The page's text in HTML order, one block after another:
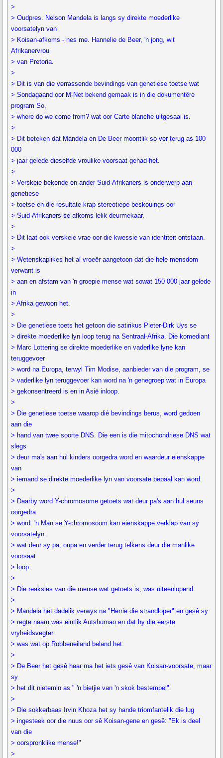
>
> Oudpres. Nelson Mandela is langs sy direkte moederlike
voorsatelyn van
> Koisan-afkoms - nes me. Hannelie de Beer, 'n jong, wit
Afrikanervrou
> van Pretoria.
>
> Dit is van die verrassende bevindings van genetiese toetse wat
> Sondagaand oor M-Net bekend gemaak is in die dokumentêre
program So,
> where do we come from? wat oor Carte blanche uitgesaai is.
>
> Dit beteken dat Mandela en De Beer moontlik so ver terug as 100
000
> jaar gelede dieselfde vroulike voorsaat gehad het.
>
> Verskeie bekende en ander Suid-Afrikaners is onderwerp aan
genetiese
> toetse en die resultate krap stereotiepe beskouings oor
> Suid-Afrikaners se afkoms lelik deurmekaar.
>
> Dit laat ook verskeie vrae oor die kwessie van identiteit ontstaan.
>
> Wetenskaplikes het al vroeër aangetoon dat die hele mensdom
verwant is
> aan en afstam van 'n groepie mense wat sowat 150 000 jaar gelede
in
> Afrika gewoon het.
>
> Die genetiese toets het getoon die satirikus Pieter-Dirk Uys se
> direkte moederlike lyn loop terug na Sentraal-Afrika. Die komediant
> Marc Lottering se direkte moederlike en vaderlike lyne kan
teruggevoer
> word na Europa, terwyl Tim Modise, aanbieder van die program, se
> vaderlike lyn teruggevoer kan word na 'n genegroep wat in Europa
> gekonsentreerd is en in Asië inloop.
>
> Die genetiese toetse waarop dié bevindings berus, word gedoen
aan die
> hand van twee soorte DNS. Die een is die mitochondriese DNS wat
slegs
> deur ma's aan hul kinders oorgedra word en waardeur eienskappe
van
> iemand se direkte moederlike lyn van voorsate bepaal kan word.
>
> Daarby word Y-chromosome getoets wat deur pa's aan hul seuns
oorgedra
> word. 'n Man se Y-chromosoom kan eienskappe verklap van sy
voorsatelyn
> wat deur sy pa, oupa en verder terug telkens deur die manlike
voorsaat
> loop.
>
> Die reaksies van die mense wat getoets is, was uiteenlopend.
>
> Mandela het dadelik verwys na "Herrie die strandloper" en gesê sy
> regte naam was eintlik Autshumao en dat hy die eerste
vryheidsvegter
> was wat op Robbeneiland beland het.
>
> De Beer het gesê haar ma het iets gesê van Koisan-voorsate, maar
sy
> het dit nietemin as " 'n bietjie van 'n skok bestempel".
>
> Die sokkerbaas Irvin Khoza het sy hande triomfantelik die lug
> ingesteek oor die nuus oor sê Koisan-gene en gesê: "Ek is deel
van die
> oorspronklike mense!"
>